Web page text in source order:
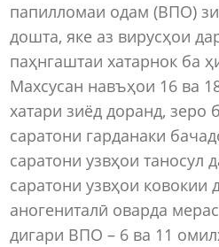
папилломаи одам (ВПО)
дошта, яке аз вирусҳои
паҳнгаштаи хатарнок ба
Махсусан навъҳои 16 ва
хатари зиёд доранд, зеро
саратони гарданаки
саратони узвҳои таносул
саратони узвҳои ковокии
аногениталӣ оварда
дигари ВПО – 6 ва 11